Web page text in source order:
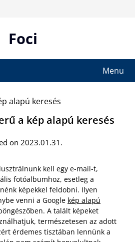
Foci
Menu
a kép alapú keresés
on 2023.01.31.
kell egy e-mail-t,
fotóalbumhoz, esetleg a
képekkel feldobni. Ilyen
venni a Google kép alapú
A talált képeket
természetesen az adott
érdemes tisztában lennünk a